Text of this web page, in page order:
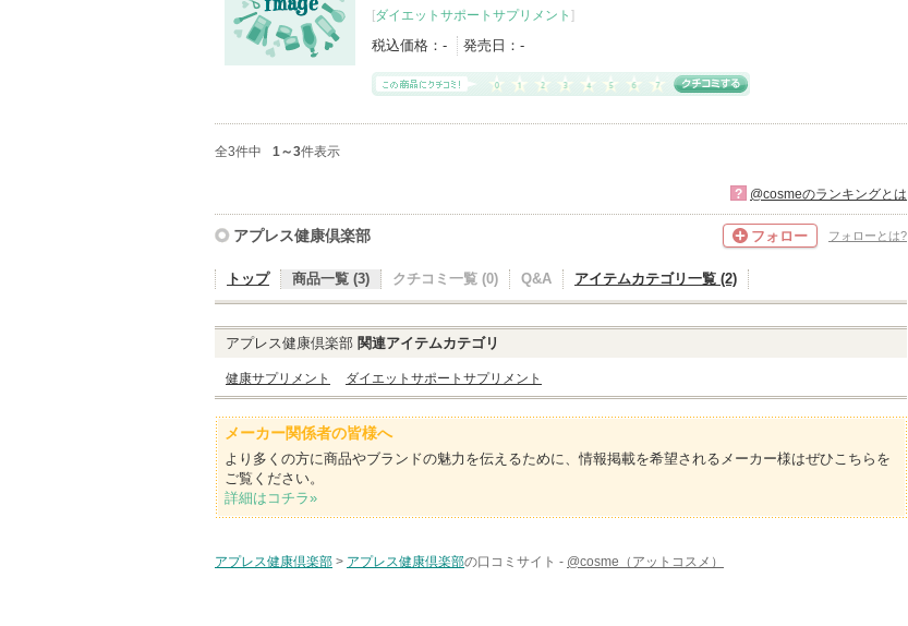
[ダイエットサポートサプリメント ]
税込価格： - 発売日： -
全3件中 1～3件表示
? @cosmeのランキングとは
アプレス健康倶楽部 フォロー フォローとは?
トップ 商品一覧 (3) クチコミ一覧 (0) Q&A アイテムカテゴリ一覧 (2)
アプレス健康倶楽部 関連アイテムカテゴリ
健康サプリメント ダイエットサポートサプリメント
メーカー関係者の皆様へ
より多くの方に商品やブランドの魅力を伝えるために、情報掲載を希望されるメーカー様はぜひこちらを
ご覧ください。
詳細はコチラ»
アプレス健康倶楽部 > アプレス健康倶楽部の口コミサイト - @cosme（アットコスメ）